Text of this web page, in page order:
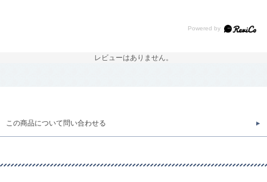
レビューはありません。
この商品について問い合わせる